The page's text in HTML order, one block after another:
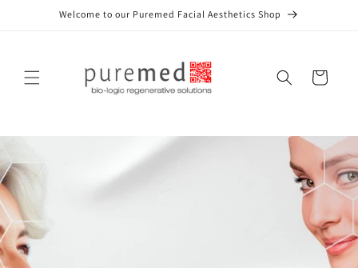
Welcome to our Puremed Facial Aesthetics Shop
Indkøbskurv